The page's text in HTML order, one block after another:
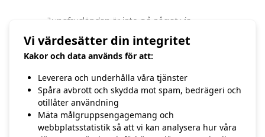
Jungfrusländan är inte på något vis
nära. Vissa dagar kan man se mängder av
dem om man befinner sig på rätt plats
ska göra fler försök på en annan gång.
/Hasse Andersson
Vi värdesätter din integritet
Kakor och data används för att:
Leverera och underhålla våra tjänster
Spåra avbrott och skydda mot spam, bedrägeri och
otillåter användning
Mäta målgruppsengagemang och
webbplatsstatistik så att vi kan analysera hur våra